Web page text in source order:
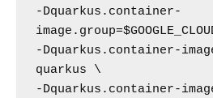
-Dquarkus.container-
-Dquarkus.container-
quarkus \
-Dquarkus.container-